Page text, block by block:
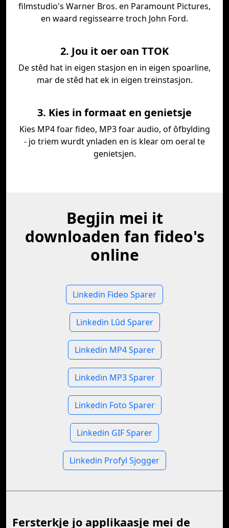
filmstudio's Warner Bros. en Paramount Pictures,
en waard regissearre troch John Ford.
2. Jou it oer oan TTOK
De stêd hat in eigen stasjon en in eigen spoarline,
mar de stêd hat ek in eigen treinstasjon.
3. Kies in formaat en genietsje
Kies MP4 foar fideo, MP3 foar audio, of ôfbylding
- jo triem wurdt ynladen en is klear om oeral te
genietsjen.
Begjin mei it
downloaden fan fideo's
online
Linkedin Fideo Sparer
Linkedin Lûd Sparer
Linkedin MP4 Sparer
Linkedin MP3 Sparer
Linkedin Foto Sparer
Linkedin GIF Sparer
Linkedin Profyl Sjogger
Fersterkje jo applikaasje mei de